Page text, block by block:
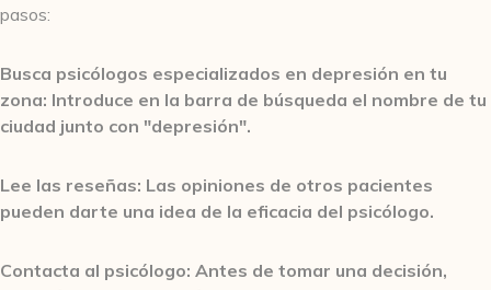
pasos:
Busca psicólogos especializados en depresión en tu
zona: Introduce en la barra de búsqueda el nombre de tu
ciudad junto con "depresión".
Lee las reseñas: Las opiniones de otros pacientes
pueden darte una idea de la eficacia del psicólogo.
Contacta al psicólogo: Antes de tomar una decisión,